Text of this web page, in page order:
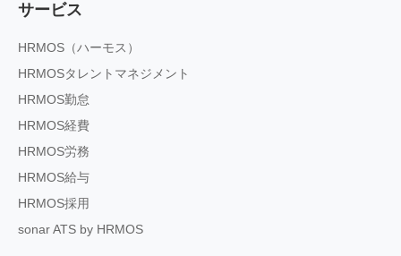
サービス
HRMOS（ハーモス）
HRMOSタレントマネジメント
HRMOS勤怠
HRMOS経費
HRMOS労務
HRMOS給与
HRMOS採用
sonar ATS by HRMOS